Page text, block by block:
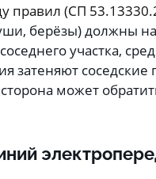
правил (СП
берёзы) должны
участка,
затеняют соседские
может